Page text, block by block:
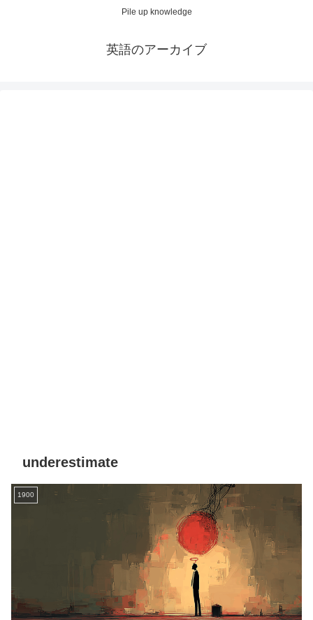
Pile up knowledge
英語のアーカイブ
underestimate
1900